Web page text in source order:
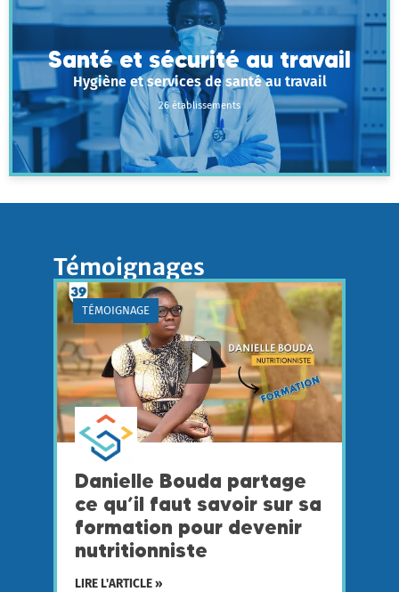
Santé et sécurité au travail
Hygiène et services de santé au travail
26 établissements
Témoignages
TÉMOIGNAGE
Danielle Bouda partage
ce qu’il faut savoir sur sa
formation pour devenir
nutritionniste
LIRE L'ARTICLE »